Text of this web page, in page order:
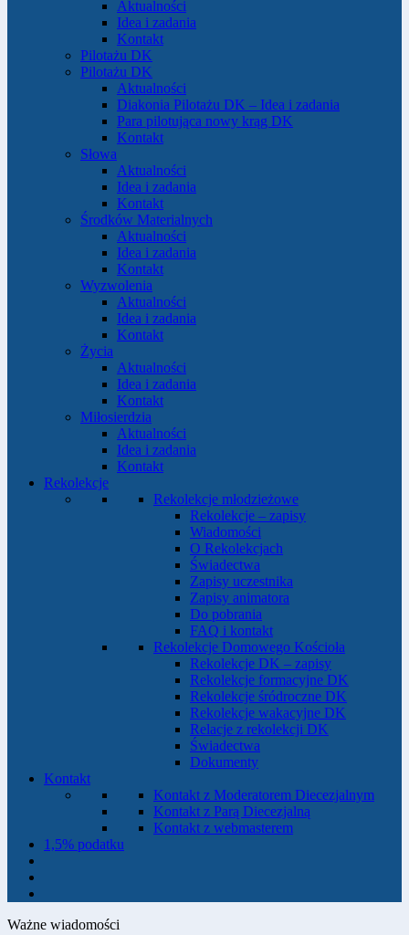
Aktualności
Idea i zadania
Kontakt
Pilotażu DK
Pilotażu DK
Aktualności
Diakonia Pilotażu DK – Idea i zadania
Para pilotująca nowy krąg DK
Kontakt
Słowa
Aktualności
Idea i zadania
Kontakt
Środków Materialnych
Aktualności
Idea i zadania
Kontakt
Wyzwolenia
Aktualności
Idea i zadania
Kontakt
Życia
Aktualności
Idea i zadania
Kontakt
Miłosierdzia
Aktualności
Idea i zadania
Kontakt
Rekolekcje
Rekolekcje młodzieżowe
Rekolekcje – zapisy
Wiadomości
O Rekolekcjach
Świadectwa
Zapisy uczestnika
Zapisy animatora
Do pobrania
FAQ i kontakt
Rekolekcje Domowego Kościoła
Rekolekcje DK – zapisy
Rekolekcje formacyjne DK
Rekolekcje śródroczne DK
Rekolekcje wakacyjne DK
Relacje z rekolekcji DK
Świadectwa
Dokumenty
Kontakt
Kontakt z Moderatorem Diecezjalnym
Kontakt z Parą Diecezjalną
Kontakt z webmasterem
1,5% podatku
Ważne wiadomości